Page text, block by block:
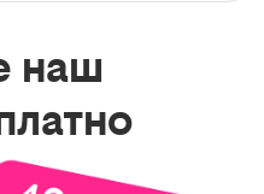
наш